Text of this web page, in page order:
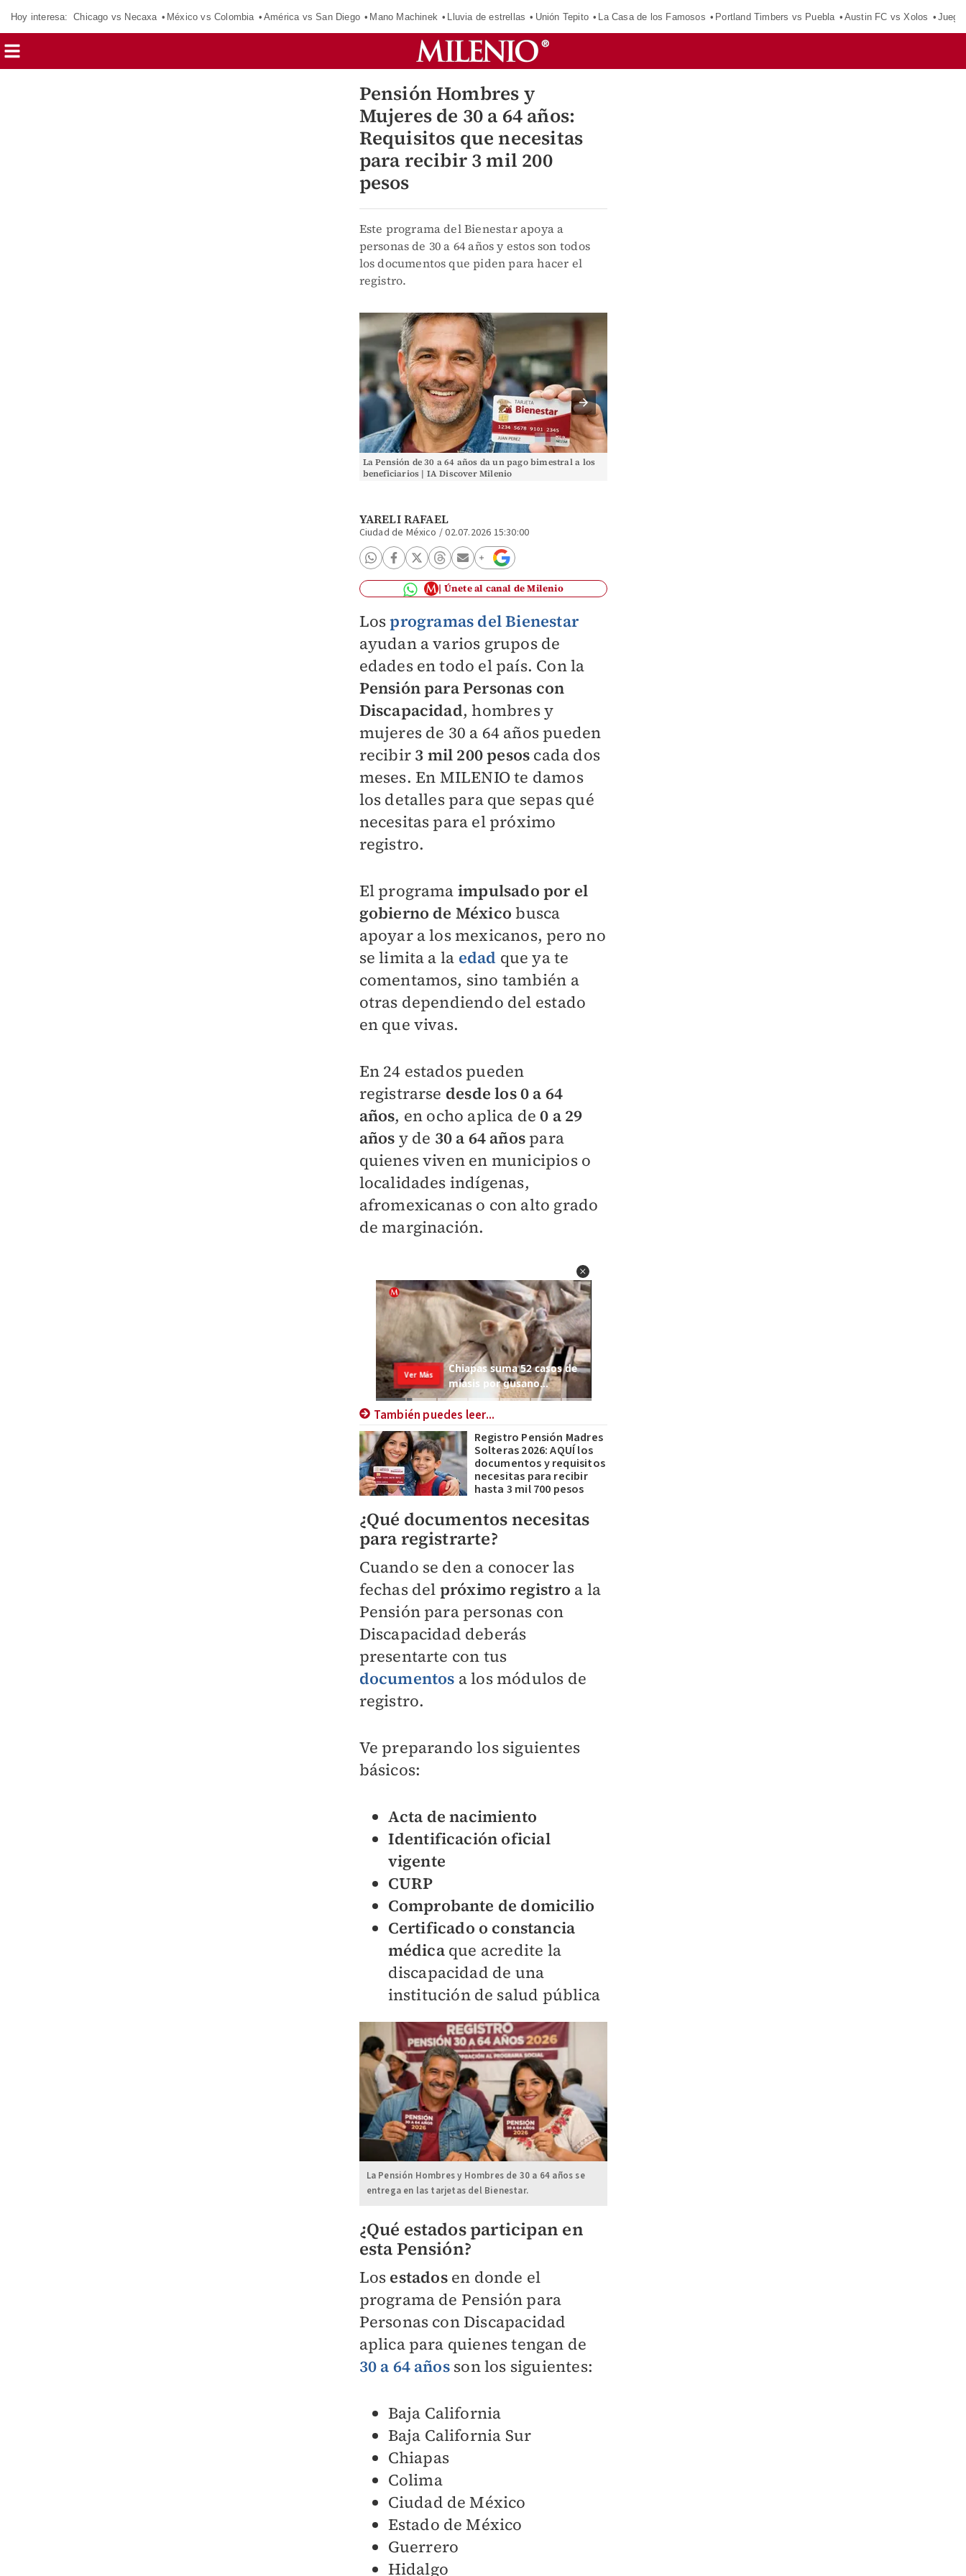
Hoy interesa: Chicago vs Necaxa México vs Colombia América vs San Diego Mano Machinek Lluvia de estrellas Unión Tepito La Casa de los Famosos Portland Timbers vs Puebla Austin FC vs Xolos
Pensión Hombres y
Mujeres de 30 a 64 años:
Requisitos que necesitas
para recibir 3 mil 200
pesos
Este programa del Bienestar apoya a
personas de 30 a 64 años y estos son todos
los documentos que piden para hacer el
registro.
La Pensión de 30 a 64 años da un pago bimestral a los
beneficiarios | IA Discover Milenio
YARELI RAFAEL
Ciudad de México /02.07.2026 15:30:00
Únete al canal de Milenio
Losprogramas del Bienestar
ayudan a varios grupos de
edades en todo el país. Con la
Pensión para Personas con
Discapacidad, hombres y
mujeres de 30 a 64 años pueden
recibir3 mil 200 pesos cada dos
meses. En MILENIOte damos
los detalles para que sepas qué
necesitas para el próximo
registro.
El programa impulsado por el
gobierno de México busca
apoyar a los mexicanos, pero no
se limita a la edad que ya te
comentamos, sino también a
otras dependiendo del estado
en que vivas.
En 24 estados pueden
registrarse desde los 0 a 64
años, en ocho aplica de 0 a 29
años y de 30 a 64 añospara
quienes viven en municipios o
localidades indígenas,
afromexicanas o con alto grado
de marginación.
También puedes leer...
Registro Pensión Madres
Solteras 2026: AQUÍ los
documentos y requisitos
necesitas para recibir
hasta 3 mil 700 pesos
¿Qué documentos necesitas
para registrarte?
Cuando se den a conocer las
fechas del próximo registro a la
Pensión para personas con
Discapacidad deberás
presentarte con tus
documentos a los módulos de
registro.
Ve preparando los siguientes
básicos:
Acta de nacimiento
Identificación oficial
vigente
CURP
Comprobante de domicilio
Certificado o constancia
médicaque acredite la
discapacidad de una
institución de salud pública
La Pensión Hombres y Hombres de 30 a 64 años se
entrega en las tarjetas del Bienestar.
¿Qué estados participan en
esta Pensión?
Los estados en donde el
programa de Pensión para
Personas con Discapacidad
aplica para quienes tengan de
30 a 64 añosson los siguientes:
Baja California
Baja California Sur
Chiapas
Colima
Ciudad de México
Estado de México
Guerrero
Hidalgo